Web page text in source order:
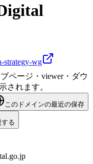
strategy-wg
ページ・viewer・ダウ
されます。
このドメインの最近の保存
する